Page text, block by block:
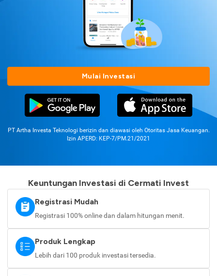
Mulai Investasi
PT Artha Investa Teknologi berizin dan diawasi oleh Otoritas Jasa Keuangan.
Izin APERD: KEP-7/PM.21/2021
Keuntungan Investasi di Cermati Invest
Registrasi Mudah
Registrasi 100% online dan dalam hitungan menit.
Produk Lengkap
Lebih dari 100 produk investasi tersedia.